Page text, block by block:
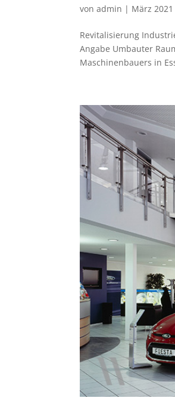
vonadmin | März 2021
Revitalisierung
Angabe Umbauter
Maschinenbauers in